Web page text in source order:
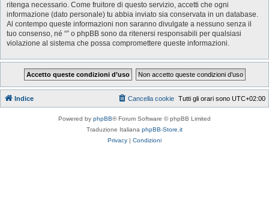
ritenga necessario. Come fruitore di questo servizio, accetti che ogni
informazione (dato personale) tu abbia inviato sia conservata in un database.
Al contempo queste informazioni non saranno divulgate a nessuno senza il
tuo consenso, né “” o phpBB sono da ritenersi responsabili per qualsiasi
violazione al sistema che possa compromettere queste informazioni.
Indice Tutti gli orari sono UTC+02:00
Cancella cookie
Powered by phpBB® Forum Software © phpBB Limited
Traduzione Italiana phpBB-Store.it
Privacy | Condizioni